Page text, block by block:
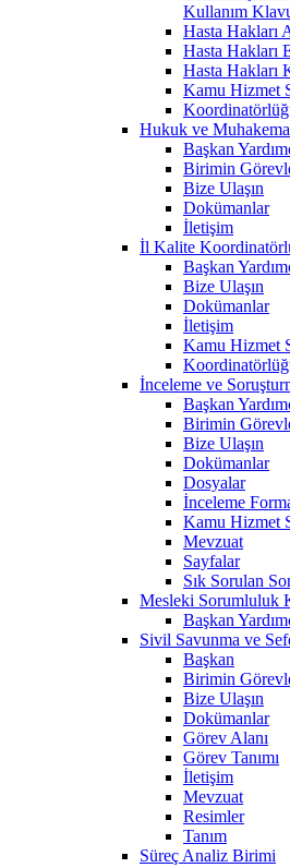
Kullanım
Hasta Hakları
Hasta Hakları
Hasta Hakları
Kamu Hizmet
Hukuk ve
Başkan
Birimin
Bize Ulaşın
Dokümanlar
İletişim
İl Kalite
Başkan
Bize Ulaşın
Dokümanlar
İletişim
Kamu Hizmet
İnceleme ve
Başkan
Birimin
Bize Ulaşın
Dokümanlar
Dosyalar
İnceleme
Kamu Hizmet
Mevzuat
Sayfalar
Sık Sorulan
Mesleki Sorumluluk
Başkan
Sivil Savunma ve
Başkan
Birimin
Bize Ulaşın
Dokümanlar
Görev Alanı
Görev Tanımı
İletişim
Mevzuat
Resimler
Tanım
Süreç Analiz Birimi